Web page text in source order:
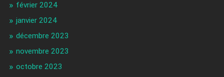
février 2024
janvier 2024
décembre 2023
novembre 2023
octobre 2023